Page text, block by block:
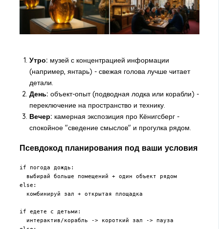
Утро: музей с концентрацией информации
(например, янтарь) - свежая голова лучше читает
детали.
День: объект-опыт (подводная лодка или корабли) -
переключение на пространство и технику.
Вечер: камерная экспозиция про Кёнигсберг -
спокойное "сведение смыслов" и прогулка рядом.
Псевдокод планирования под ваши условия
if погода дождь:
  выбирай больше помещений + один объект рядом
else:
  комбинируй зал + открытая площадка
if едете с детьми:
  интерактив/корабль -> короткий зал -> пауза